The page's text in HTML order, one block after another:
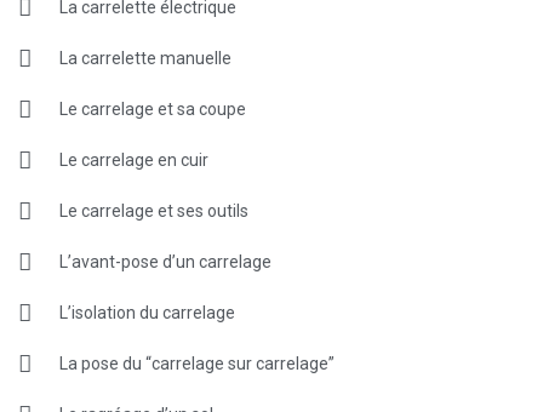
La carrelette électrique
La carrelette manuelle
Le carrelage et sa coupe
Le carrelage en cuir
Le carrelage et ses outils
L’avant-pose d’un carrelage
L’isolation du carrelage
La pose du “carrelage sur carrelage”